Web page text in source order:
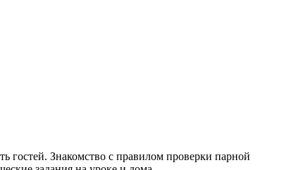
гостей. Знакомство с правилом проверки парной